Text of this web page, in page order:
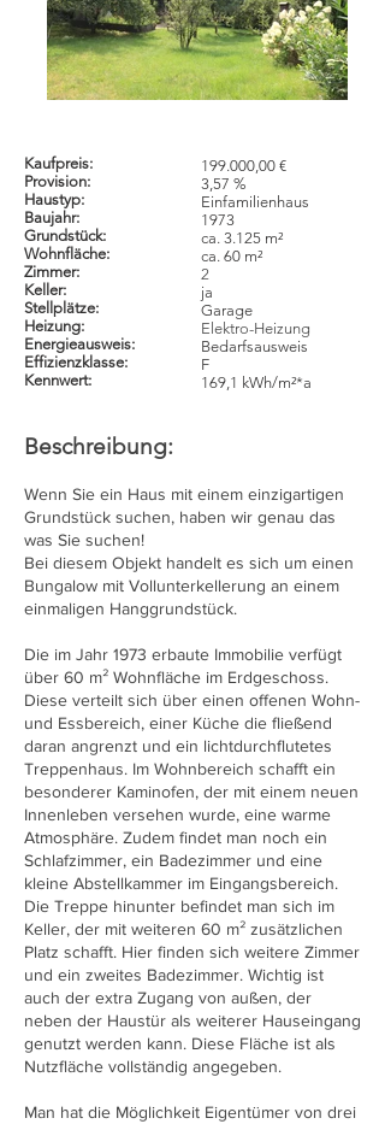
Kaufpreis:
Provision:
Haustyp:
Baujahr:
Grundstück:
Wohnfläche:
Zimmer:
Keller:
Stellplätze:
Heizung:
Energieausweis:
Effizienzklasse:
Kennwert:
199.000,00 €
3,57 %
Einfamilienhaus
1973
ca. 3.125 m²
ca. 60 m²
2
ja
Garage
Elektro-Heizung
Bedarfsausweis
F
169,1 kWh/m²*a
Beschreibung:
Wenn Sie ein Haus mit einem einzigartigen
Grundstück suchen, haben wir genau das
was Sie suchen!
Bei diesem Objekt handelt es sich um einen
Bungalow mit Vollunterkellerung an einem
einmaligen Hanggrundstück.
Die im Jahr 1973 erbaute Immobilie verfügt
über 60 m² Wohnfläche im Erdgeschoss.
Diese verteilt sich über einen offenen Wohn-
und Essbereich, einer Küche die fließend
daran angrenzt und ein lichtdurchflutetes
Treppenhaus. Im Wohnbereich schafft ein
besonderer Kaminofen, der mit einem neuen
Innenleben versehen wurde, eine warme
Atmosphäre. Zudem findet man noch ein
Schlafzimmer, ein Badezimmer und eine
kleine Abstellkammer im Eingangsbereich.
Die Treppe hinunter befindet man sich im
Keller, der mit weiteren 60 m² zusätzlichen
Platz schafft. Hier finden sich weitere Zimmer
und ein zweites Badezimmer. Wichtig ist
auch der extra Zugang von außen, der
neben der Haustür als weiterer Hauseingang
genutzt werden kann. Diese Fläche ist als
Nutzfläche vollständig angegeben.
Man hat die Möglichkeit Eigentümer von drei